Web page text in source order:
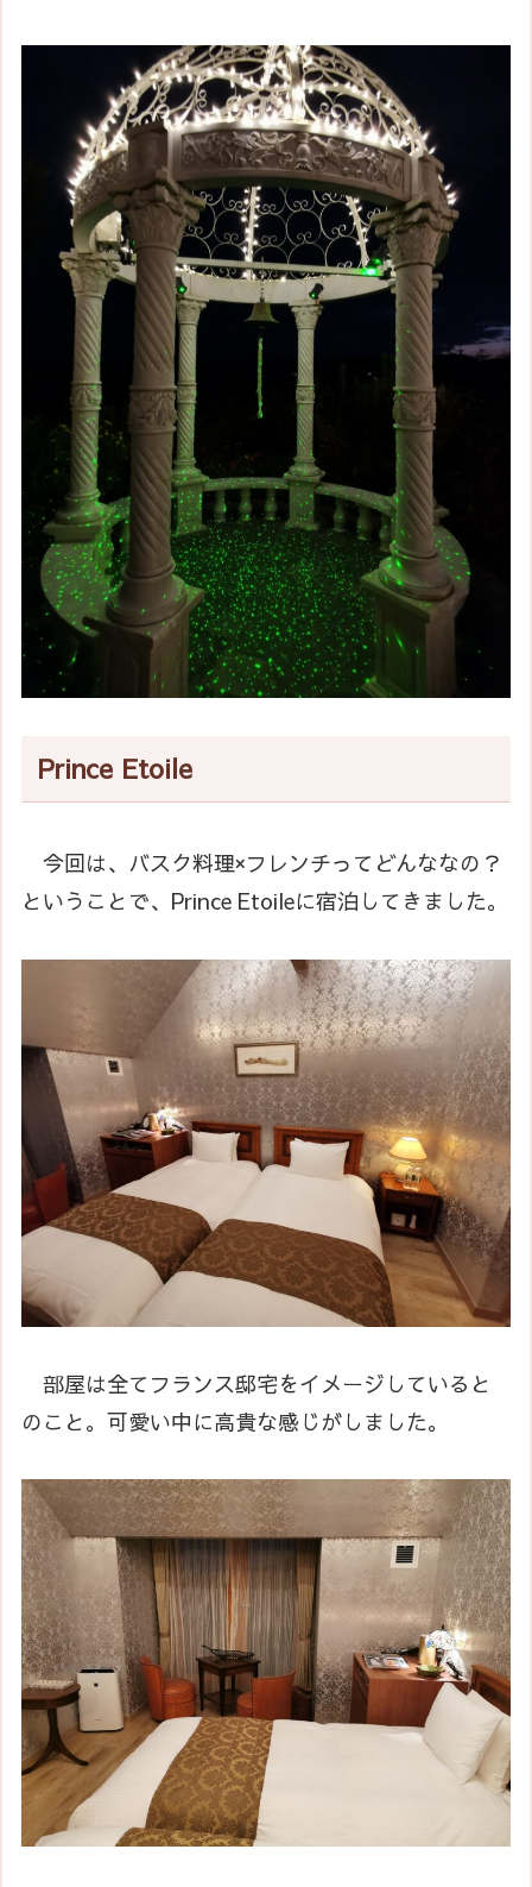
Prince Etoile
今回は、バスク料理×フレンチってどんななの？
ということで、Prince Etoileに宿泊してきました。
部屋は全てフランス邸宅をイメージしていると
のこと。可愛い中に高貴な感じがしました。